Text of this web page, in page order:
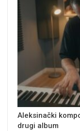
Aleksinački
drugi album